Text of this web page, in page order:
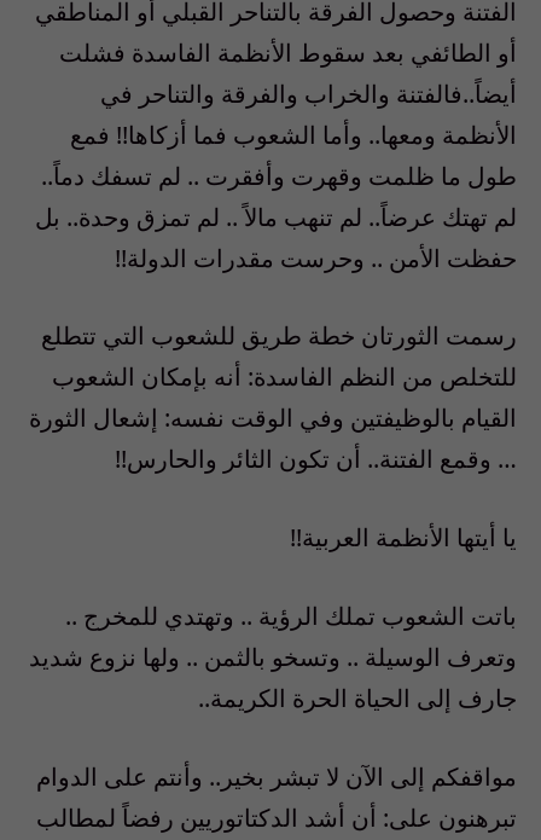
الفتنة وحصول الفرقة بالتناحر القبلي أو المناطقي
أو الطائفي بعد سقوط الأنظمة الفاسدة فشلت
أيضاً..فالفتنة والخراب والفرقة والتناحر في
الأنظمة ومعها.. وأما الشعوب فما أزكاها!! فمع
طول ما ظلمت وقهرت وأفقرت .. لم تسفك دماً..
لم تهتك عرضاً.. لم تنهب مالاً .. لم تمزق وحدة.. بل
حفظت الأمن .. وحرست مقدرات الدولة!!
رسمت الثورتان خطة طريق للشعوب التي تتطلع
للتخلص من النظم الفاسدة: أنه بإمكان الشعوب
القيام بالوظيفتين وفي الوقت نفسه: إشعال الثورة
… وقمع الفتنة.. أن تكون الثائر والحارس!!
يا أيتها الأنظمة العربية!!
باتت الشعوب تملك الرؤية .. وتهتدي للمخرج ..
وتعرف الوسيلة .. وتسخو بالثمن .. ولها نزوع شديد
جارف إلى الحياة الحرة الكريمة..
مواقفكم إلى الآن لا تبشر بخير.. وأنتم على الدوام
تبرهنون على: أن أشد الدكتاتوريين رفضاً لمطالب